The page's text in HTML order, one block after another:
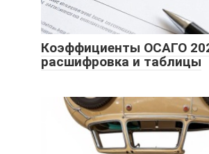
Коэффициенты ОСАГО
расшифровка и таблицы